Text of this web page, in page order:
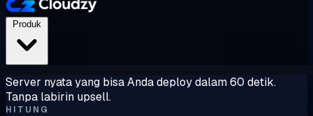
Server nyata yang bisa Anda deploy dalam 60 detik.
Tanpa labirin upsell.
HITUNG